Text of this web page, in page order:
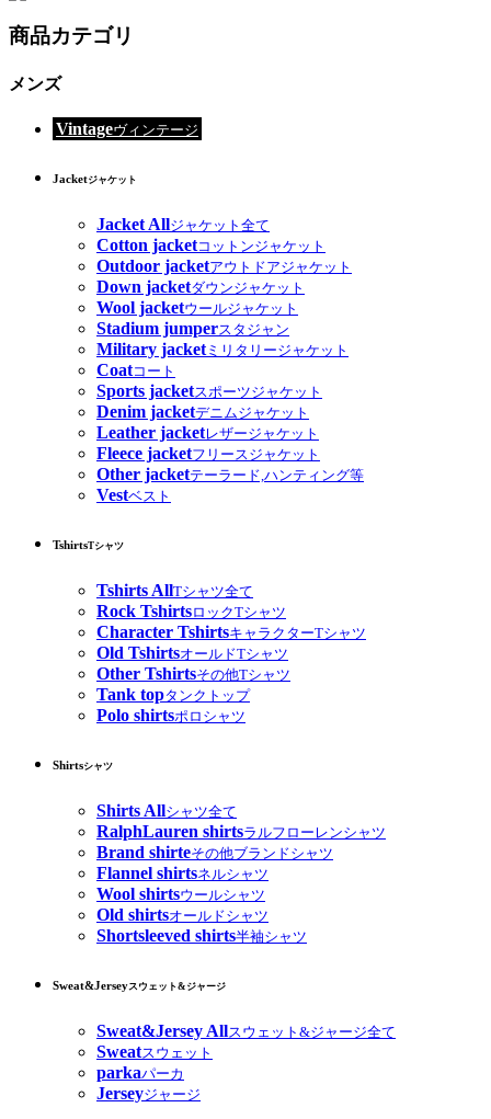
商品カテゴリ
メンズ
Vintageヴィンテージ
Jacketジャケット
Jacket Allジャケット全て
Cotton jacketコットンジャケット
Outdoor jacketアウトドアジャケット
Down jacketダウンジャケット
Wool jacketウールジャケット
Stadium jumperスタジャン
Military jacketミリタリージャケット
Coatコート
Sports jacketスポーツジャケット
Denim jacketデニムジャケット
Leather jacketレザージャケット
Fleece jacketフリースジャケット
Other jacketテーラード,ハンティング等
Vestベスト
TshirtsTシャツ
Tshirts AllTシャツ全て
Rock TshirtsロックTシャツ
Character TshirtsキャラクターTシャツ
Old TshirtsオールドTシャツ
Other Tshirtsその他Tシャツ
Tank topタンクトップ
Polo shirtsポロシャツ
Shirtsシャツ
Shirts Allシャツ全て
RalphLauren shirtsラルフローレンシャツ
Brand shirteその他ブランドシャツ
Flannel shirtsネルシャツ
Wool shirtsウールシャツ
Old shirtsオールドシャツ
Shortsleeved shirts半袖シャツ
Sweat&Jerseyスウェット&ジャージ
Sweat&Jersey Allスウェット&ジャージ全て
Sweatスウェット
parkaパーカ
Jerseyジャージ